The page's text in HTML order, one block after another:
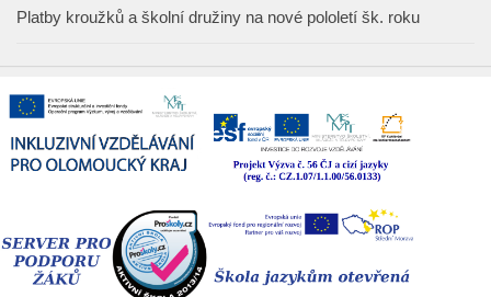
Platby kroužků a školní družiny na nové pololetí šk. roku